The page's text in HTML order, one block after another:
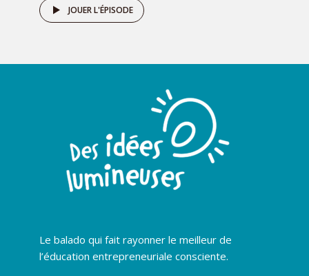
JOUER L'ÉPISODE
Le balado qui fait rayonner le meilleur de
l’éducation entrepreneuriale consciente.